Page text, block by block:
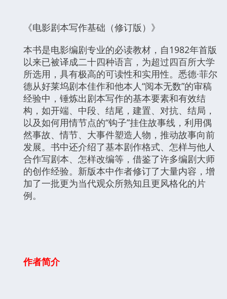
《电影剧本写作基础（修订版）》
本书是电影编剧专业的必读教材，自1982年首版
以来已被译成二十四种语言，为超过四百所大学
所选用，具有极高的可读性和实用性。悉德·菲尔
德从好莱坞剧本佳作和他本人“阅本无数”的审稿
经验中，锤炼出剧本写作的基本要素和有效结
构，如开端、中段、结尾，建置、对抗、结局，
以及如何用情节点的“钩子”挂住故事线，利用偶
然事故、情节、大事件塑造人物，推动故事向前
发展。书中还介绍了基本剧作格式、怎样与他人
合作写剧本、怎样改编等，借鉴了许多编剧大师
的创作经验。新版本中作者修订了大量内容，增
加了一批更为当代观众所熟知且更风格化的片
例。
作者简介